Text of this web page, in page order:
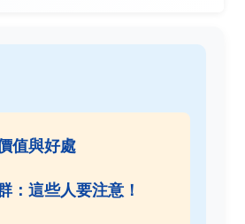
值與好處
：這些人要注意！